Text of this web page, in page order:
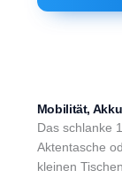
Mobilität,
Das schlanke
Aktentasche
kleinen